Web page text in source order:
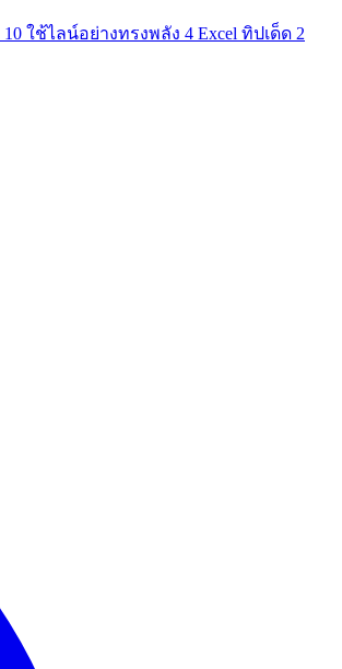
10 ใช้ไลน์อย่างทรงพลัง 4 Excel ทิปเด็ด 2